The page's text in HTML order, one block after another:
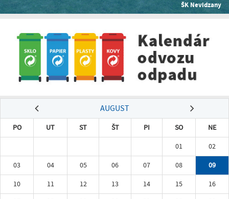
ŠK Nevidzany
AUGUST
PO UT ST ŠT PI SO
NE
01
02
03
04 05 06 07 08
09
10
11 12 13 14 15
16